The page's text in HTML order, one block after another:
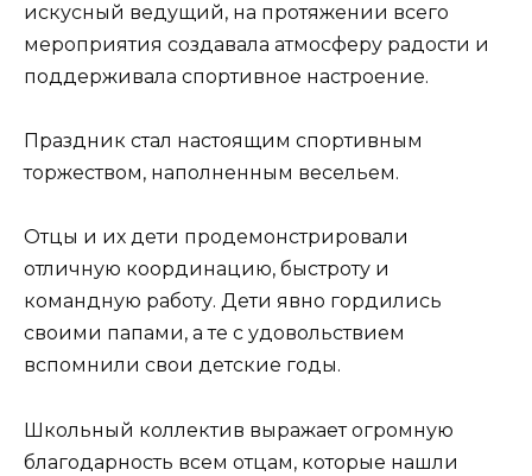
искусный ведущий, на протяжении всего
мероприятия создавала атмосферу радости и
поддерживала спортивное настроение.
Праздник стал настоящим спортивным
торжеством, наполненным весельем.
Отцы и их дети продемонстрировали
отличную координацию, быстроту и
командную работу. Дети явно гордились
своими папами, а те с удовольствием
вспомнили свои детские годы.
Школьный коллектив выражает огромную
благодарность всем отцам, которые нашли